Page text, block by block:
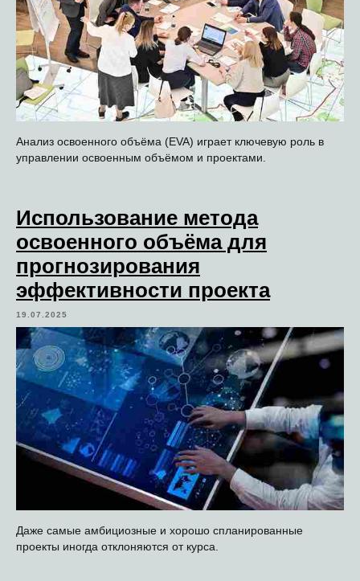
Анализ освоенного объёма (EVA) играет ключевую роль в
управлении освоенным объёмом и проектами.
Использование метода
освоенного объёма для
прогнозирования
эффективности проекта
19.07.2025
Даже самые амбициозные и хорошо спланированные
проекты иногда отклоняются от курса.